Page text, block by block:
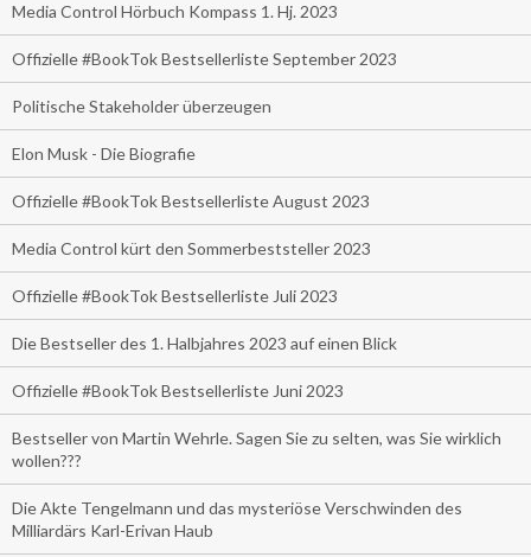
Media Control Hörbuch Kompass 1. Hj. 2023
Offizielle #BookTok Bestsellerliste September 2023
Politische Stakeholder überzeugen
Elon Musk - Die Biografie
Offizielle #BookTok Bestsellerliste August 2023
Media Control kürt den Sommerbeststeller 2023
Offizielle #BookTok Bestsellerliste Juli 2023
Die Bestseller des 1. Halbjahres 2023 auf einen Blick
Offizielle #BookTok Bestsellerliste Juni 2023
Bestseller von Martin Wehrle. Sagen Sie zu selten, was Sie wirklich
wollen???
Die Akte Tengelmann und das mysteriöse Verschwinden des
Milliardärs Karl-Erivan Haub